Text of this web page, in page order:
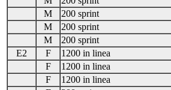
M
200 sprint
M
200 sprint
M
200 sprint
E2
F 1200 in linea
F
1200 in linea
F
1200 in linea